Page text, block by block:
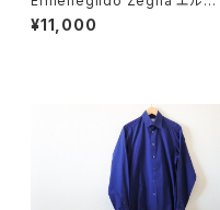
ネジルド ゼニア ニットセーター
¥11,000